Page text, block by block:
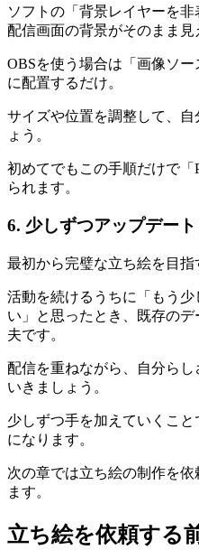
ソフトの「背景レイヤーを非
配信画面の背景がそのまま見
OBSを使う場合は「画像ソ
に配置するだけ。
サイズや位置を調整して、
ょう。
初めてでもこの手順だけで「
られます。
6. 少しずつアップデート
最初から完璧な立ち絵を目指
活動を続けるうちに「もう
い」と思ったとき、既存の
夫です。
配信を重ねながら、自分ら
いきましょう。
少しずつ手を加えていくこ
になります。
次の章では立ち絵の制作を
ます。
立ち絵を依頼する